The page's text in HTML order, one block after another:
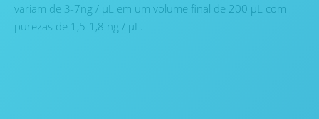
variam de 3-7ng / µL em um volume final de 200 µL com
purezas de 1,5-1,8 ng / µL.